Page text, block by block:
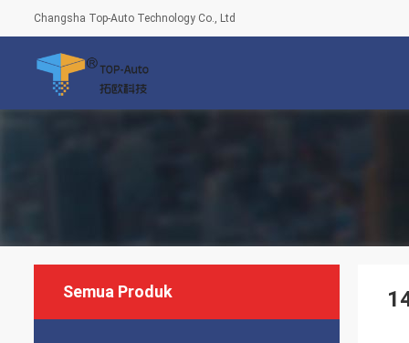
Changsha Top-Auto Technology Co., Ltd
Semua Produk